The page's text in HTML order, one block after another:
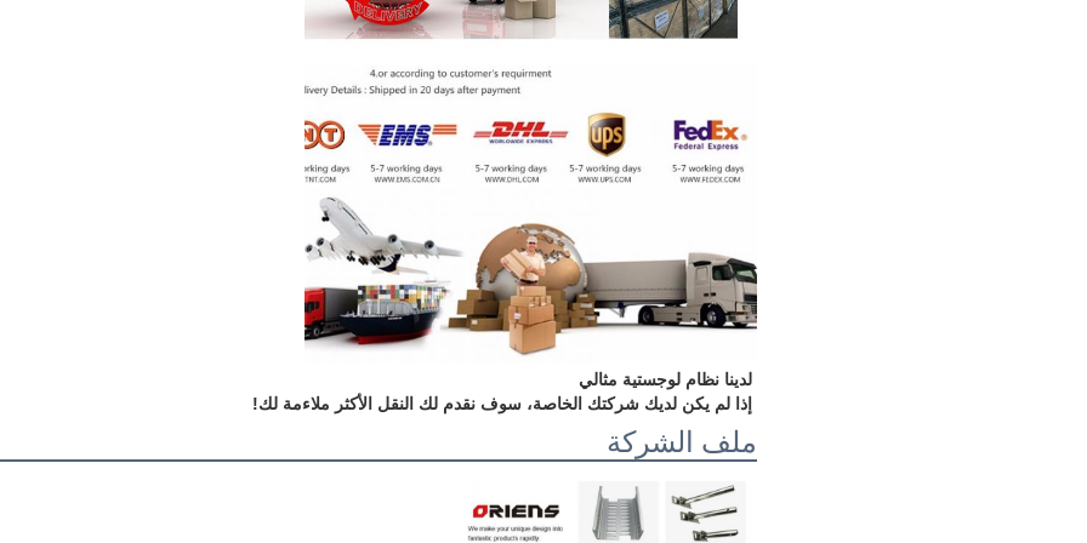
لدينا نظام لوجستية مثالي
إذا لم يكن لديك شركتك الخاصة، سوف نقدم لك النقل الأكثر ملاءمة لك!
ملف الشركة